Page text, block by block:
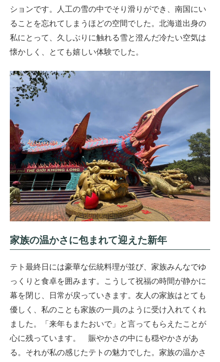
ションです。人工の雪の中でそり滑りができ、南国にい
ることを忘れてしまうほどの空間でした。北海道出身の
私にとって、久しぶりに触れる雪と澄んだ冷たい空気は
懐かしく、とても嬉しい体験でした。
家族の温かさに包まれて迎えた新年
テト最終日には豪華な伝統料理が並び、家族みんなでゆ
っくりと食卓を囲みます。こうして祝福の時間が静かに
幕を閉じ、日常が戻っていきます。友人の家族はとても
優しく、私のことも家族の一員のように受け入れてくれ
ました。「来年もまたおいで」と言ってもらえたことが
心に残っています。 賑やかさの中にも穏やかさがあ
る。それが私の感じたテトの魅力でした。家族の温かさ